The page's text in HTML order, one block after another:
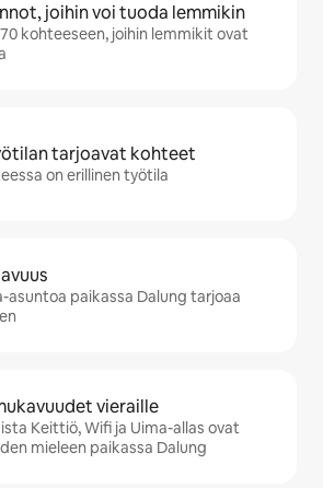
joihin voi tuoda lemmikin
kohteeseen, joihin lemmikit ovat
tarjoavat kohteet
on erillinen työtila
asuntoa paikassa Dalung tarjoaa
vieraille
Keittiö, Wifi ja Uima-allas ovat
mieleen paikassa Dalung